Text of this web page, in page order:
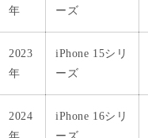
年
ーズ
2023
年
iPhone 15シリ
ーズ
2024
iPhone 16シリ